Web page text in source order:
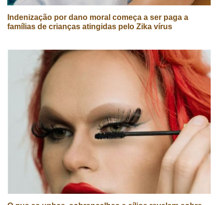
Indenização por dano moral começa a ser paga a
famílias de crianças atingidas pelo Zika vírus